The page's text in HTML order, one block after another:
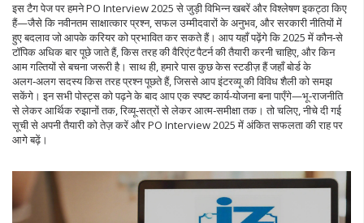
इस टैग पेज पर हमने PO Interview 2025 से जुड़ी विभिन्न खबरें और विश्लेषण इकट्ठा किए
हैं—जैसे कि नवीनतम साक्षात्कार प्रश्न, सफल उम्‍मीदवारों के अनुभव, और सरकारी नीतियों में
हुए बदलाव जो आपके करियर को प्रभावित कर सकते हैं। आप यहाँ पढ़ेंगे कि 2025 में कौन‑से
टॉपिक अधिक बार पूछे जाते हैं, किस तरह की वैरिएंट पैटर्न की तैयारी करनी चाहिए, और किन
आम गल्‍तियों से बचना जरूरी है। साथ ही, हमारे पास कुछ केस स्टडीज़ हैं जहाँ बोर्ड के
अलग‑अलग सदस्य किस तरह प्रश्न पूछते हैं, जिससे आप इंटरव्यू की विविध शैली को समझ
सकेंगे। इन सभी पोस्ट्स को पढ़ने के बाद आप एक स्पष्ट कार्य‑योजना बना पाएँगे—भू‑राजनीति
से लेकर आर्थिक रुझानों तक, रिव्यू‑सत्रों से लेकर आत्म‑समीक्षा तक। तो चलिए, नीचे दी गई
सूची से अपनी तैयारी को तेज़ करें और PO Interview 2025 में अंकित सफलता की राह पर
आगे बढ़ें।